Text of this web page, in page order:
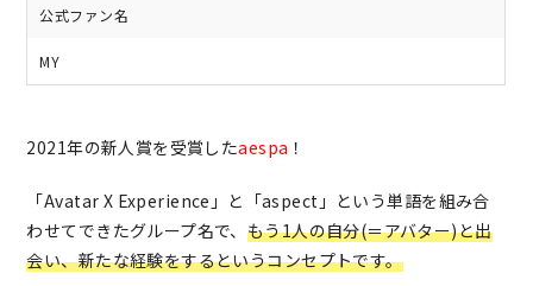
公式ファン名
MY
2021年の新人賞を受賞したaespa ！
「Avatar X Experience」と「aspect」という単語を組み合
わせてできたグループ名で、 もう1人の自分(＝アバター)と出
会い、新たな経験をするというコンセプトです。